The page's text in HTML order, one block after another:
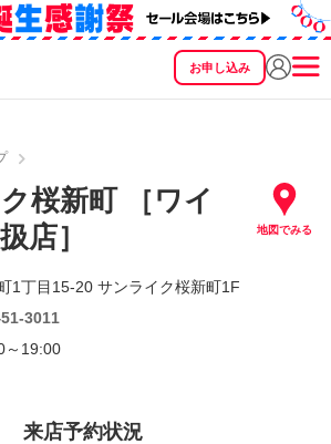
お申し込み
桜新町 ［ワイ
店］
地図でみる
1丁目15‐20 サンライク桜新町1F
3011
～19:00
来店予約状況